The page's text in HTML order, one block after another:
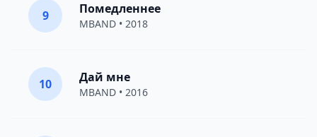
9 Помедленнее
MBAND • 2018
10 Дай мне
MBAND • 2016